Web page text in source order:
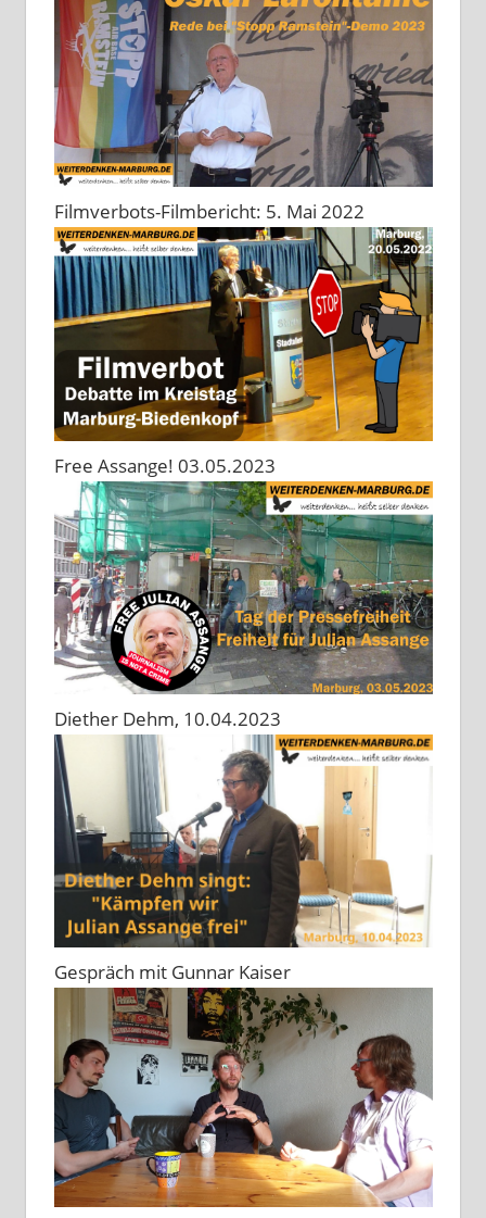
Filmverbots-Filmbericht: 5. Mai 2022
Free Assange! 03.05.2023
Diether Dehm, 10.04.2023
Gespräch mit Gunnar Kaiser